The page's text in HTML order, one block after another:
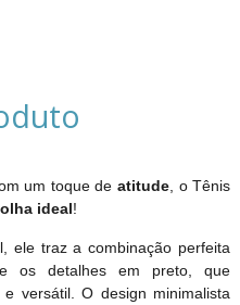
um toque de atitude, o Tênis
ideal!
ele traz a combinação perfeita
os detalhes em preto, que
versátil. O design minimalista